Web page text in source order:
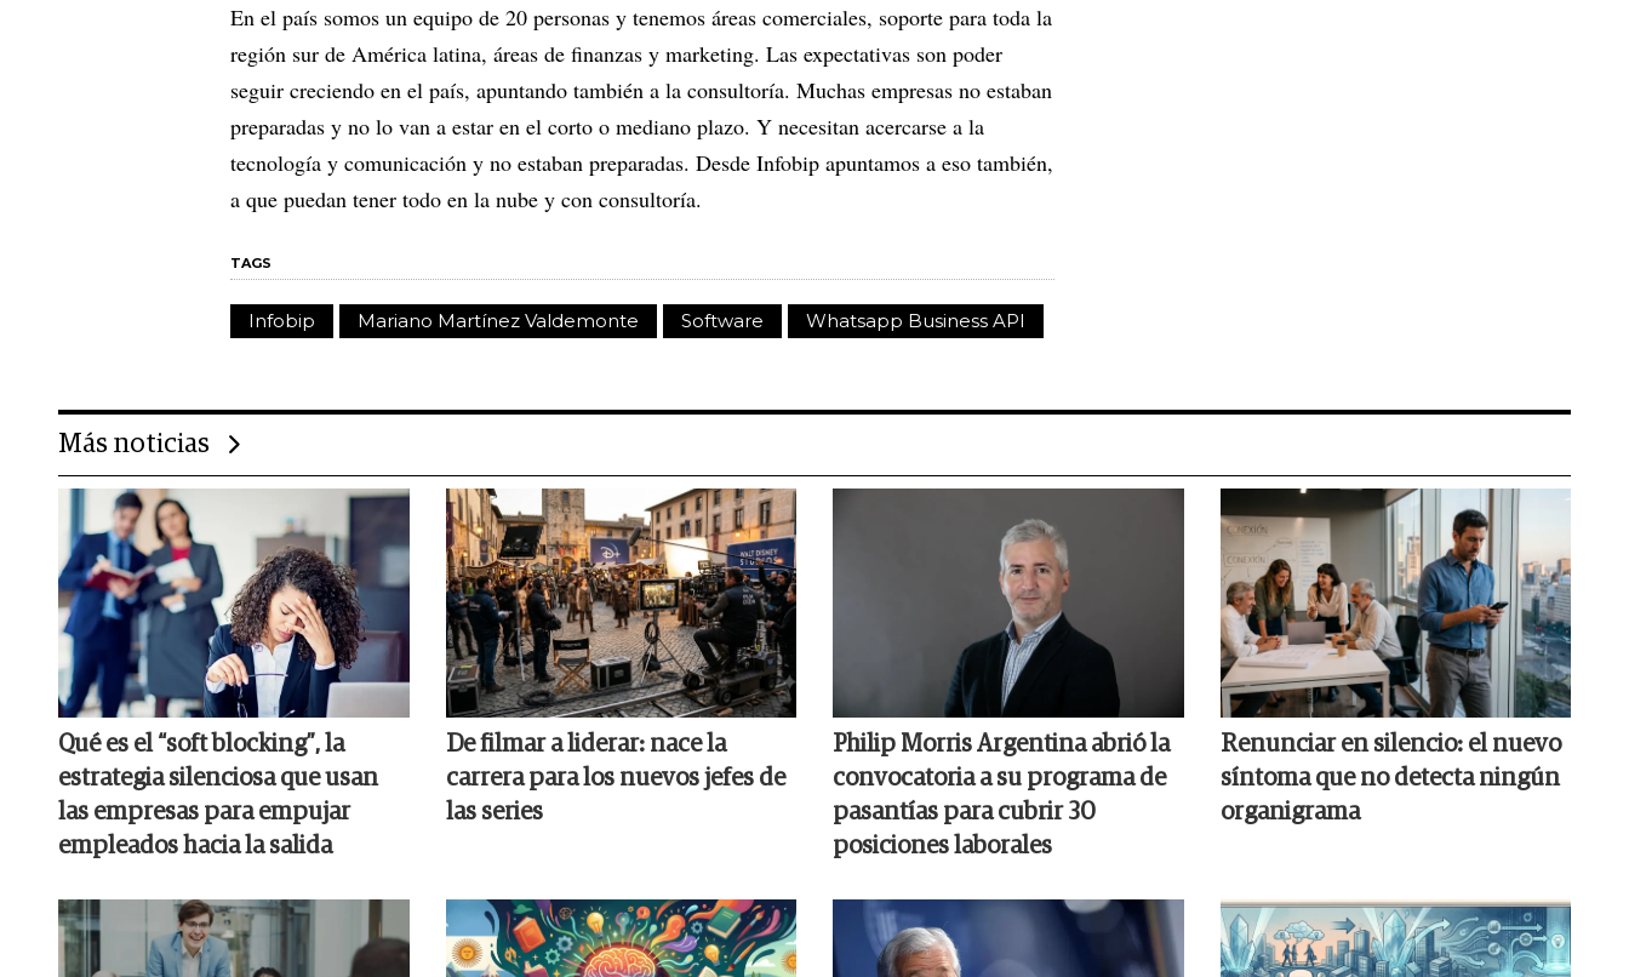
En el país somos un equipo de 20 personas y tenemos áreas comerciales, soporte para toda la
región sur de América latina, áreas de finanzas y marketing. Las expectativas son poder
seguir creciendo en el país, apuntando también a la consultoría. Muchas empresas no estaban
preparadas y no lo van a estar en el corto o mediano plazo. Y necesitan acercarse a la
tecnología y comunicación y no estaban preparadas. Desde Infobip apuntamos a eso también,
a que puedan tener todo en la nube y con consultoría.
TAGS
Infobip Mariano Martínez Valdemonte Software Whatsapp Business API
Más noticias
Qué es el “soft blocking”, la
estrategia silenciosa que usan
las empresas para empujar
empleados hacia la salida
De filmar a liderar: nace la
carrera para los nuevos jefes de
las series
Philip Morris Argentina abrió la
convocatoria a su programa de
pasantías para cubrir 30
posiciones laborales
Renunciar en silencio: el nuevo
síntoma que no detecta ningún
organigrama